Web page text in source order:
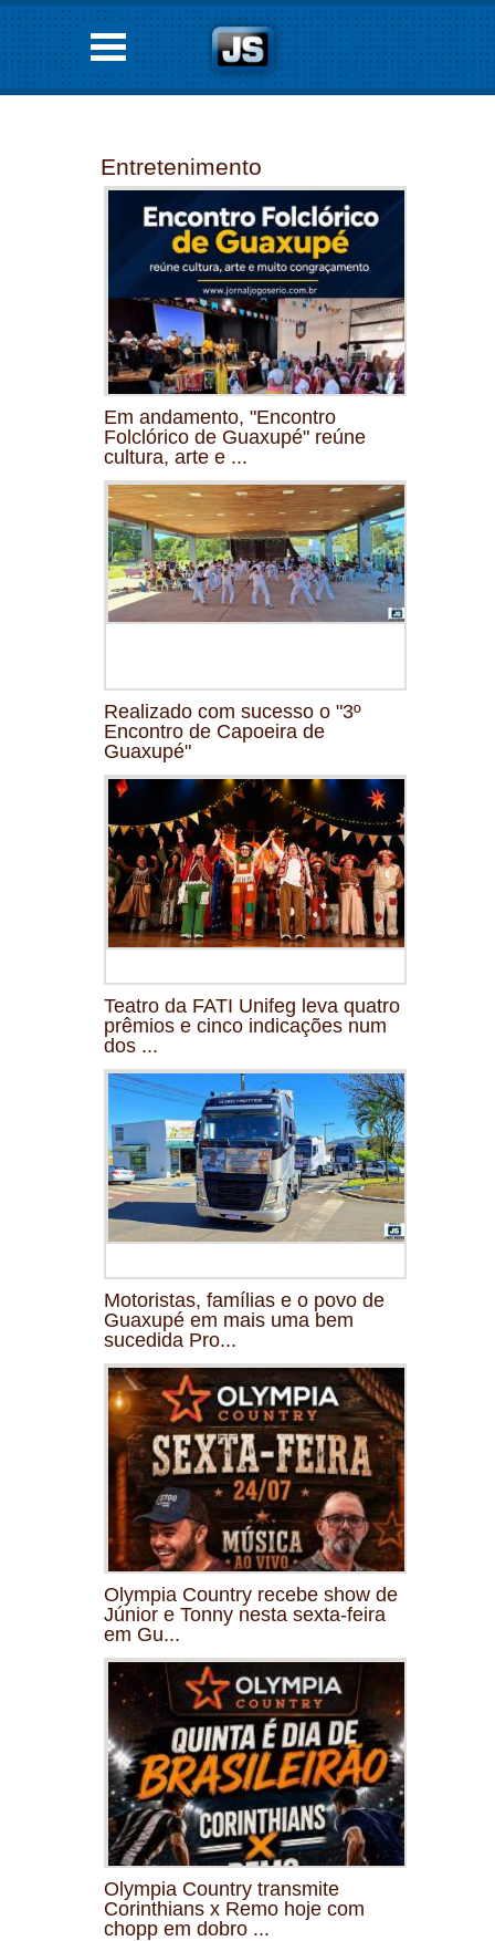
Entretenimento
Em andamento, "Encontro
Folclórico de Guaxupé" reúne
cultura, arte e ...
Realizado com sucesso o "3º
Encontro de Capoeira de
Guaxupé"
Teatro da FATI Unifeg leva quatro
prêmios e cinco indicações num
dos ...
Motoristas, famílias e o povo de
Guaxupé em mais uma bem
sucedida Pro...
Olympia Country recebe show de
Júnior e Tonny nesta sexta-feira
em Gu...
Olympia Country transmite
Corinthians x Remo hoje com
chopp em dobro ...